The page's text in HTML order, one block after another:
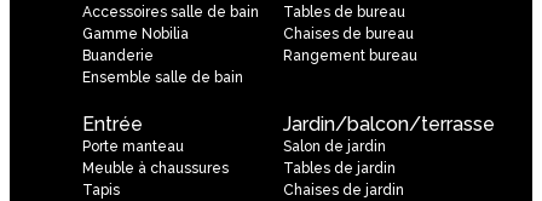
Accessoires salle de bain
Gamme Nobilia
Buanderie
Ensemble salle de bain
Tables de bureau
Chaises de bureau
Rangement bureau
Entrée
Porte manteau
Meuble à chaussures
Tapis
Jardin/balcon/terrasse
Salon de jardin
Tables de jardin
Chaises de jardin